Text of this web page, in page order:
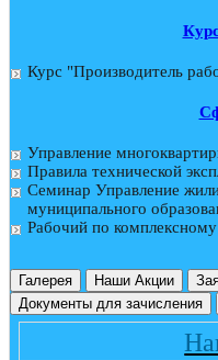
Курс "Производитель
Управление
Правила технической
Семинар Управление
муниципального
Рабочий по
Галерея Наши Акции
Документы для зачисления